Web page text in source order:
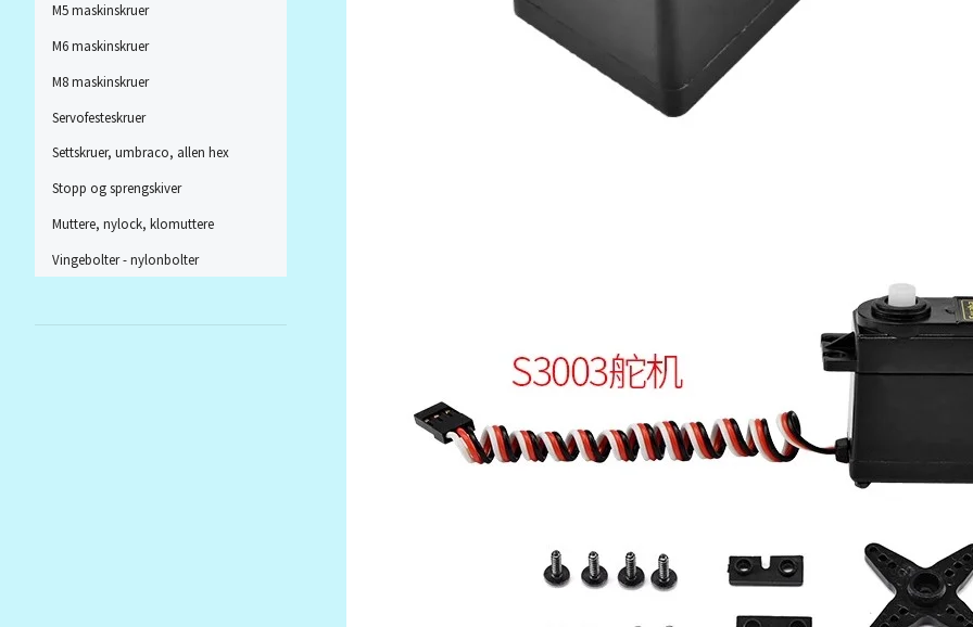
M5 maskinskruer
M6 maskinskruer
M8 maskinskruer
Servofesteskruer
Settskruer, umbraco, allen hex
Stopp og sprengskiver
Muttere, nylock, klomuttere
Vingebolter - nylonbolter